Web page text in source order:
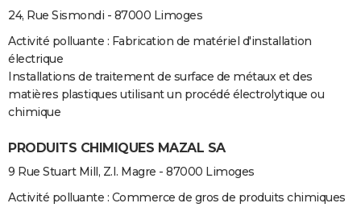
24, Rue Sismondi - 87000 Limoges
Activité polluante : Fabrication de matériel d'installation
électrique
Installations de traitement de surface de métaux et des
matières plastiques utilisant un procédé électrolytique ou
chimique
PRODUITS CHIMIQUES MAZAL SA
9 Rue Stuart Mill, Z.I. Magre - 87000 Limoges
Activité polluante : Commerce de gros de produits chimiques